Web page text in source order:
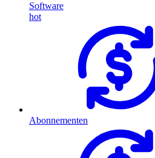
Software
hot
Abonnementen